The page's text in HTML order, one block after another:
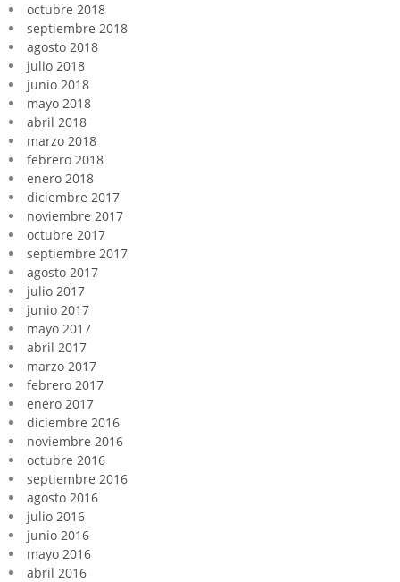
octubre 2018
septiembre 2018
agosto 2018
julio 2018
junio 2018
mayo 2018
abril 2018
marzo 2018
febrero 2018
enero 2018
diciembre 2017
noviembre 2017
octubre 2017
septiembre 2017
agosto 2017
julio 2017
junio 2017
mayo 2017
abril 2017
marzo 2017
febrero 2017
enero 2017
diciembre 2016
noviembre 2016
octubre 2016
septiembre 2016
agosto 2016
julio 2016
junio 2016
mayo 2016
abril 2016